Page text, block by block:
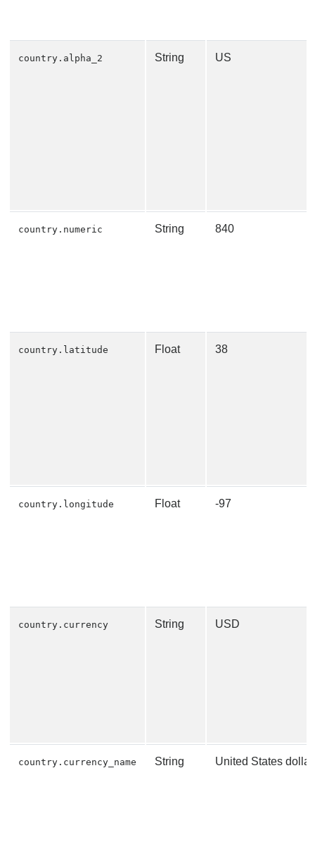
country.alpha_2 String US
country.numeric String 840
country.latitude Float 38
country.longitude Float -97
country.currency String USD
country.currency_name String United States dollar